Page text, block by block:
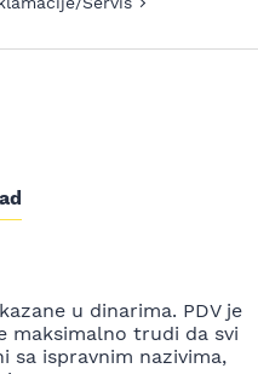
u dinarima. PDV je
maksimalno trudi da svi
sa ispravnim nazivima,